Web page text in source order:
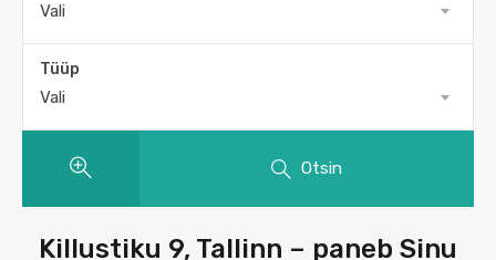
Vali
Tüüp
Vali
Otsin
Killustiku 9, Tallinn – paneb Sinu